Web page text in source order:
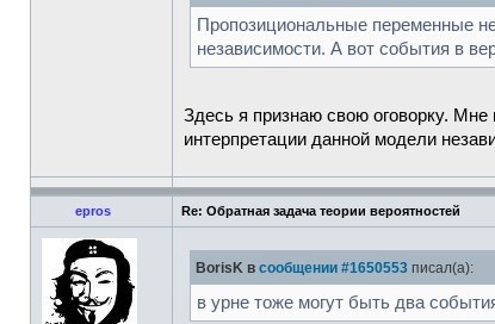
Пропозициональные переменные
независимости. А вот события в
Здесь я признаю свою оговорку.
интерпретации данной модели
epros Re: Обратная задача теории вероятностей
BorisK в сообщении #1650553 писал(а):
в урне тоже могут быть два